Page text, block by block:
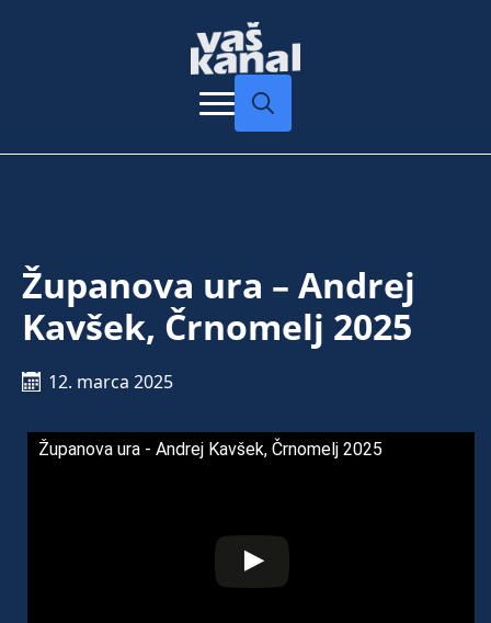
Županova ura – Andrej
Kavšek, Črnomelj 2025
12. marca 2025
Županova ura - Andrej Kavšek, Črnomelj 2025